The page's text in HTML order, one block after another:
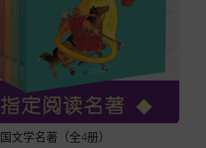
文学名著（全4册）